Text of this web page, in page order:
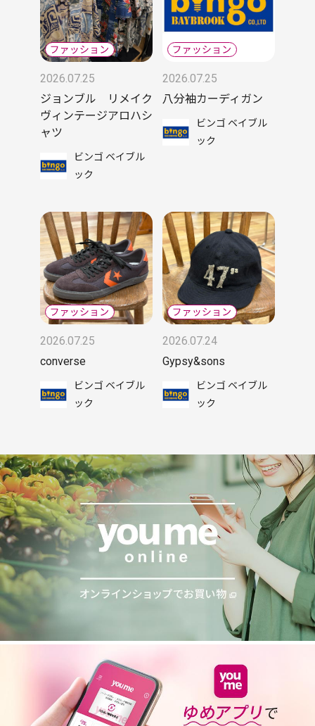
2026.07.25
ジョンブル リメイク
ヴィンテージアロハシ
ャツ
ビンゴ ベイブル
ック
2026.07.25
八分袖カーディガン
ビンゴ ベイブル
ック
2026.07.25
converse
ビンゴ ベイブル
ック
2026.07.24
Gypsy&sons
ビンゴ ベイブル
ック